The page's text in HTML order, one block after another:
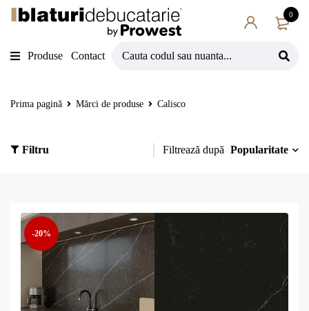
0
Produse Contact
Prima pagină Mărci de produse Calisco
Filtru Filtrează după Popularitate
-20%